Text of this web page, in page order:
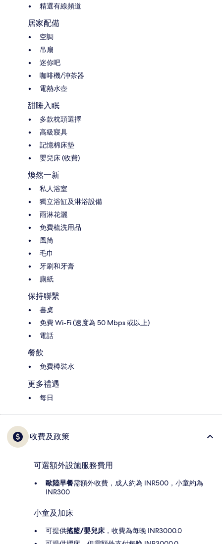
精選有線頻道
居家配備
空調
吊扇
迷你吧
咖啡機/沖茶器
電熱水壺
甜睡入眠
多款枕頭選擇
高級寢具
記憶棉床墊
嬰兒床 (收費)
煥然一新
私人浴室
獨立浴缸及淋浴設備
雨淋花灑
免費梳洗用品
風筒
毛巾
牙刷和牙膏
廁紙
保持聯繫
書桌
免費 Wi-Fi (速度為 50 Mbps 或以上)
電話
餐飲
免費樽裝水
更多禮遇
每日
收費及政策
可選額外設施服務費用
歐陸早餐需額外收費，成人約為 INR500，小童約為
INR300
小童及加床
可提供搖籃/嬰兒床 ，收費為每晚 INR3000.0